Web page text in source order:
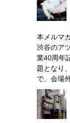
本メルマ
渋谷のア
業40周年
題となり
で、会場